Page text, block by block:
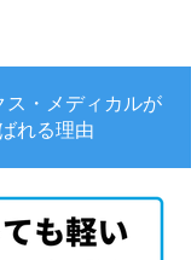
ス・メディカルが
れる理由